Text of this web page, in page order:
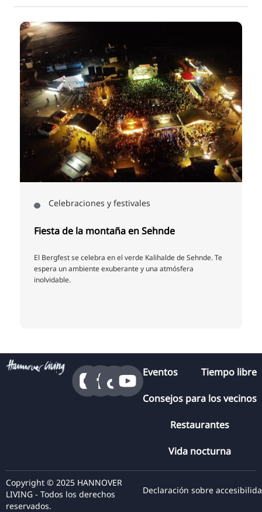
Celebraciones y festivales
Fiesta de la montaña en Sehnde
El Bergfest se celebra en el verde Kalihalde de Sehnde. Te
espera un ambiente exuberante y una atmósfera
inolvidable.
Eventos Tiempo libre
Consejos para los vecinos
Restaurantes
Vida nocturna
Copyright © 2025 HANNOVER
LIVING - Todos los derechos
reservados.
Declaración sobre